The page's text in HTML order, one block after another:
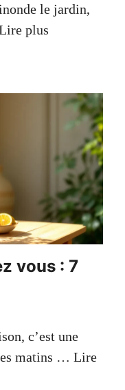
le jardin,
plus
vous : 7
c’est une
matins … Lire